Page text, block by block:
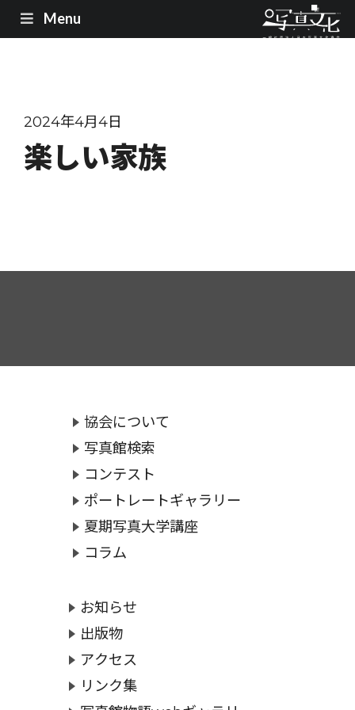
Menu
2024年4月4日
楽しい家族
協会について
写真館検索
コンテスト
ポートレートギャラリー
夏期写真大学講座
コラム
お知らせ
出版物
アクセス
リンク集